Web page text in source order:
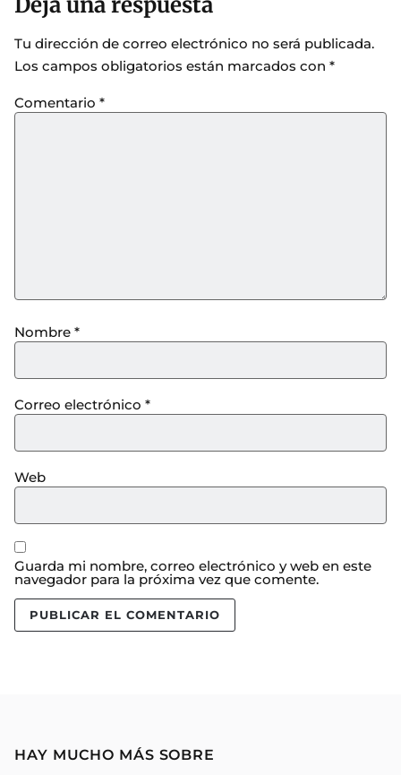
Tu dirección de correo electrónico no será publicada.
Los campos obligatorios están marcados con *
Comentario *
Nombre *
Correo electrónico *
Web
Guarda mi nombre, correo electrónico y web en este
navegador para la próxima vez que comente.
HAY MUCHO MÁS SOBRE